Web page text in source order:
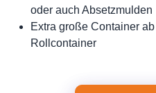
oder auch Absetzmulden
Extra große Container
Rollcontainer